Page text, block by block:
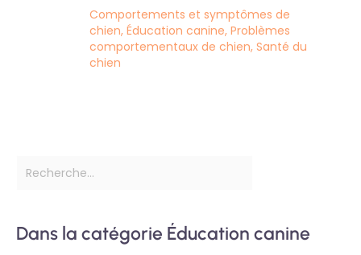
Comportements et symptômes de
chien, Éducation canine, Problèmes
comportementaux de chien, Santé du
chien
Dans la catégorie Éducation canine